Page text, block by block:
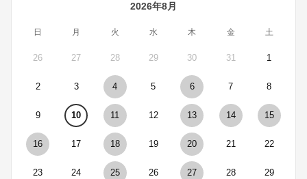
2026年8月
日 月 火 水 木 金 土
26 27 28 29 30 31 1
2 3 4 5 6 7 8
9 10 11 12 13 14 15
16 17 18 19 20 21 22
23 24 25 26 27 28 29